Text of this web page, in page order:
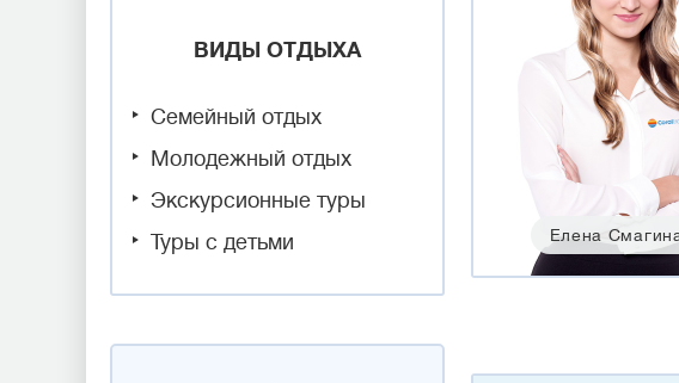
ВИДЫ ОТДЫХА
Семейный отдых
Молодежный отдых
Экскурсионные туры
Туры с детьми
Елена